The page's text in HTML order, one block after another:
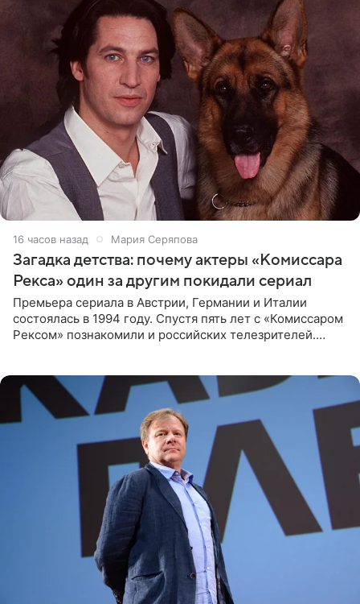
16 часов назад Мария Серяпова
Загадка детства: почему актеры «Комиссара
Рекса» один за другим покидали сериал
Премьера сериала в Австрии, Германии и Италии
состоялась в 1994 году. Спустя пять лет с «Комиссаром
Рексом» познакомили и российских телезрителей.